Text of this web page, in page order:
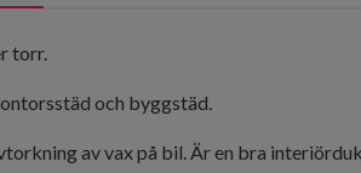
torr.
och byggstäd.
av vax på bil. Är en bra